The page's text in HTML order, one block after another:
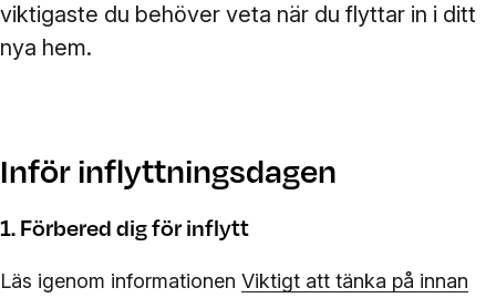
viktigaste du behöver veta när du flyttar in i ditt
nya hem.
Inför inflyttningsdagen
1. Förbered dig för inflytt
Läs igenom informationen Viktigt att tänka på innan